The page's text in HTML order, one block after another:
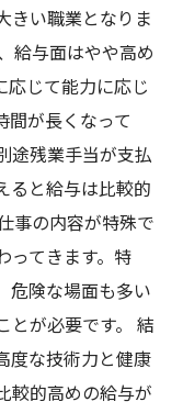
きい職業となりま
給与面はやや高め
応じて能力に応じ
間が長くなって
途残業手当が支払
ると給与は比較的
事の内容が特殊で
ってきます。特
危険な場面も多い
とが必要です。 結
度な技術力と健康
較的高めの給与が